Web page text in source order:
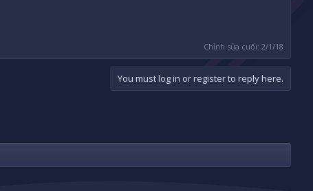
Chỉnh sửa cuối: 2/1/18
You must log in or register to reply here.